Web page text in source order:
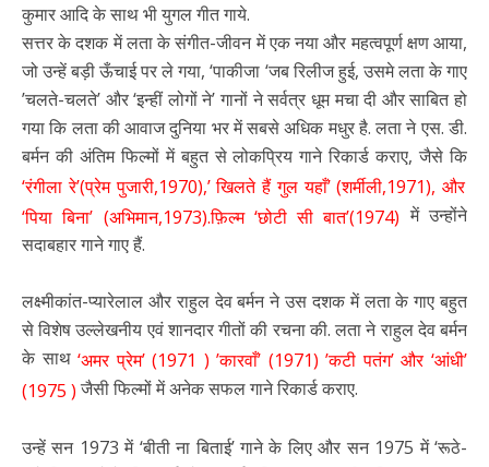
कुमार आदि के साथ भी युगल गीत गाये.
सत्तर के दशक में लता के संगीत-जीवन में एक नया और महत्वपूर्ण क्षण आया,
जो उन्हें बड़ी ऊँचाई पर ले गया, ‘पाकीजा ‘जब रिलीज हुई, उसमे लता के गाए
’चलते-चलते’ और ‘इन्हीं लोगों ने’ गानों ने सर्वत्र धूम मचा दी और साबित हो
गया कि लता की आवाज दुनिया भर में सबसे अधिक मधुर है. लता ने एस. डी.
बर्मन की अंतिम फिल्मों में बहुत से लोकप्रिय गाने रिकार्ड कराए, जैसे कि
‘रंगीला रे’(प्रेम पुजारी,1970),’ खिलते हैं गुल यहाँ’ (शर्मीली,1971), और
‘पिया बिना’ (अभिमान,1973).फ़िल्म ‘छोटी सी बात’(1974)में उन्होंने
सदाबहार गाने गाए हैं.
लक्ष्मीकांत-प्यारेलाल और राहुल देव बर्मन ने उस दशक में लता के गाए बहुत
से विशेष उल्लेखनीय एवं शानदार गीतों की रचना की. लता ने राहुल देव बर्मन
के साथ‘अमर प्रेम’ (1971 ) ’कारवाँ’ (1971) ’कटी पतंग’ और ‘आंधी’
(1975 )जैसी फिल्मों में अनेक सफल गाने रिकार्ड कराए.
उन्हें सन 1973 में ‘बीती ना बिताई’ गाने के लिए और सन 1975 में ‘रूठे-